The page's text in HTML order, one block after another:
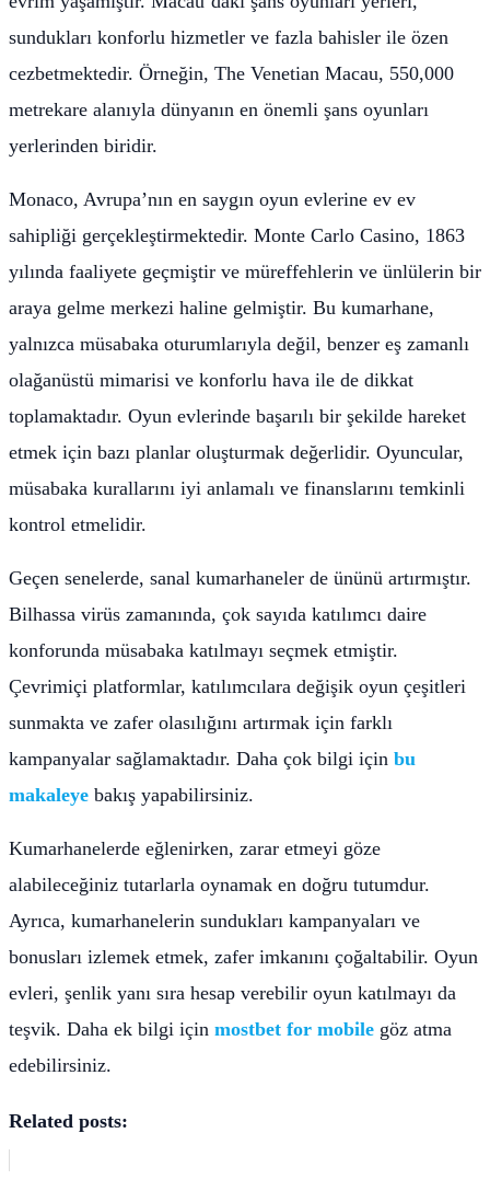
sundukları konforlu hizmetler ve fazla bahisler ile özen
cezbetmektedir. Örneğin, The Venetian Macau, 550,000
metrekare alanıyla dünyanın en önemli şans oyunları
yerlerinden biridir.
Monaco, Avrupa’nın en saygın oyun evlerine ev ev
sahipliği gerçekleştirmektedir. Monte Carlo Casino, 1863
yılında faaliyete geçmiştir ve müreffehlerin ve ünlülerin bir
araya gelme merkezi haline gelmiştir. Bu kumarhane,
yalnızca müsabaka oturumlarıyla değil, benzer eş zamanlı
olağanüstü mimarisi ve konforlu hava ile de dikkat
toplamaktadır. Oyun evlerinde başarılı bir şekilde hareket
etmek için bazı planlar oluşturmak değerlidir. Oyuncular,
müsabaka kurallarını iyi anlamalı ve finanslarını temkinli
kontrol etmelidir.
Geçen senelerde, sanal kumarhaneler de ününü artırmıştır.
Bilhassa virüs zamanında, çok sayıda katılımcı daire
konforunda müsabaka katılmayı seçmek etmiştir.
Çevrimiçi platformlar, katılımcılara değişik oyun çeşitleri
sunmakta ve zafer olasılığını artırmak için farklı
kampanyalar sağlamaktadır. Daha çok bilgi için bu
makaleye bakış yapabilirsiniz.
Kumarhanelerde eğlenirken, zarar etmeyi göze
alabileceğiniz tutarlarla oynamak en doğru tutumdur.
Ayrıca, kumarhanelerin sundukları kampanyaları ve
bonusları izlemek etmek, zafer imkanını çoğaltabilir. Oyun
evleri, şenlik yanı sıra hesap verebilir oyun katılmayı da
teşvik. Daha ek bilgi için mostbet for mobile göz atma
edebilirsiniz.
Related posts: